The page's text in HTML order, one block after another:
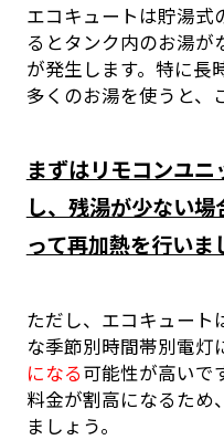
エコキュートは貯湯式
るとタンク内のお湯が
が発生します。特に長
多くのお湯を使うと、
まずはリモコンユ
し、残湯が少ない
って再加熱を行いま
ただし、エコキュート
な季節別時間帯別電灯
になる可能性が高いで
料金が割高になるため
ましょう。